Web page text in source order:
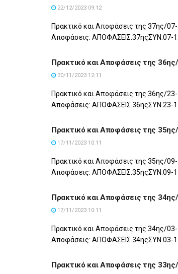
22/12/2023 09:12
Πρακτικό και Αποφάσεις της 37ης/
Αποφάσεις: ΑΠΟΦΑΣΕΙΣ.37ηςΣΥΝ.07-
Πρακτικό και Αποφάσεις της
30/11/2023 12:11
Πρακτικό και Αποφάσεις της 36ης/
Αποφάσεις: ΑΠΟΦΑΣΕΙΣ.36ηςΣΥΝ.23-
Πρακτικό και Αποφάσεις της
17/11/2023 10:11
Πρακτικό και Αποφάσεις της 35ης/
Αποφάσεις: ΑΠΟΦΑΣΕΙΣ.35ηςΣΥΝ.09-
Πρακτικό και Αποφάσεις της
17/11/2023 10:11
Πρακτικό και Αποφάσεις της 34ης/
Αποφάσεις: ΑΠΟΦΑΣΕΙΣ.34ηςΣΥΝ.03-
Πρακτικό και Αποφάσεις της